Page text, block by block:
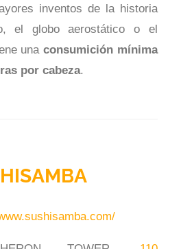
inventos de la historia
el globo aerostático o el
unaconsumición mínima
por cabeza.